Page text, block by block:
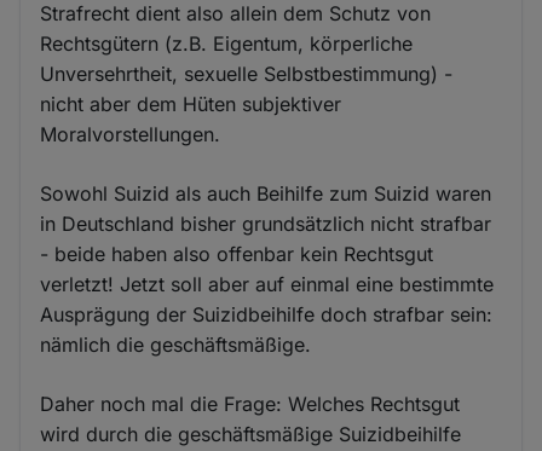
Strafrecht dient also allein dem Schutz von
Rechtsgütern (z.B. Eigentum, körperliche
Unversehrtheit, sexuelle Selbstbestimmung) -
nicht aber dem Hüten subjektiver
Moralvorstellungen.
Sowohl Suizid als auch Beihilfe zum Suizid waren
in Deutschland bisher grundsätzlich nicht strafbar
- beide haben also offenbar kein Rechtsgut
verletzt! Jetzt soll aber auf einmal eine bestimmte
Ausprägung der Suizidbeihilfe doch strafbar sein:
nämlich die geschäftsmäßige.
Daher noch mal die Frage: Welches Rechtsgut
wird durch die geschäftsmäßige Suizidbeihilfe